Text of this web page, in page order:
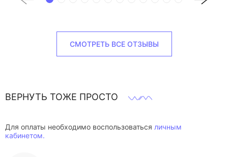
СМОТРЕТЬ ВСЕ ОТЗЫВЫ
ВЕРНУТЬ ТОЖЕ ПРОСТО
Для оплаты необходимо воспользоваться личным
кабинетом.